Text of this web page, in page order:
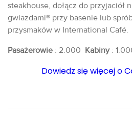
steakhouse, dołącz do przyjaciół
gwiazdami® przy basenie lub
przysmaków w International Café.
Pasażerowie : 2.000 Kabiny:
Dowiedz się więcej o